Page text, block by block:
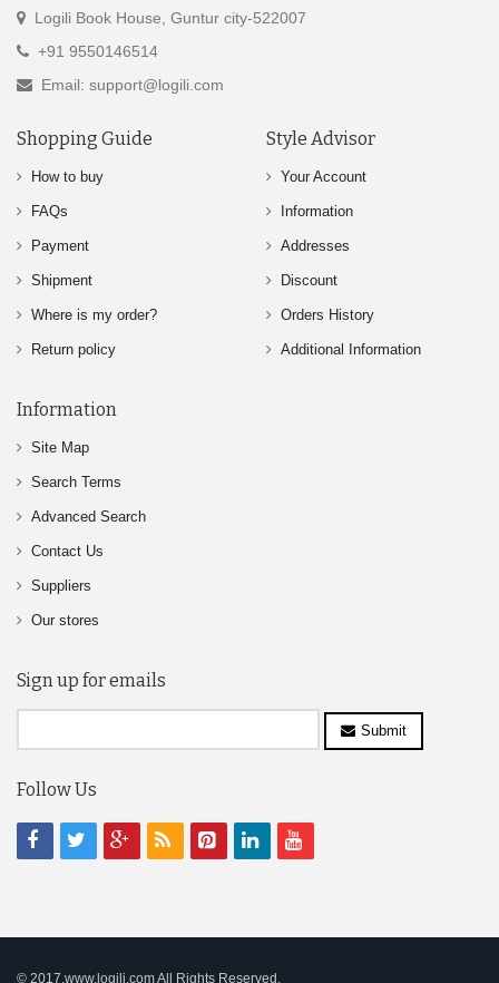
Logili Book House, Guntur city-522007
+91 9550146514
Email: support@logili.com
Shopping Guide
How to buy
FAQs
Payment
Shipment
Where is my order?
Return policy
Style Advisor
Your Account
Information
Addresses
Discount
Orders History
Additional Information
Information
Site Map
Search Terms
Advanced Search
Contact Us
Suppliers
Our stores
Sign up for emails
Submit
Follow Us
© 2017,www.logili.com All Rights Reserved.